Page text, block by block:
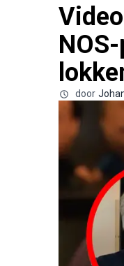
door